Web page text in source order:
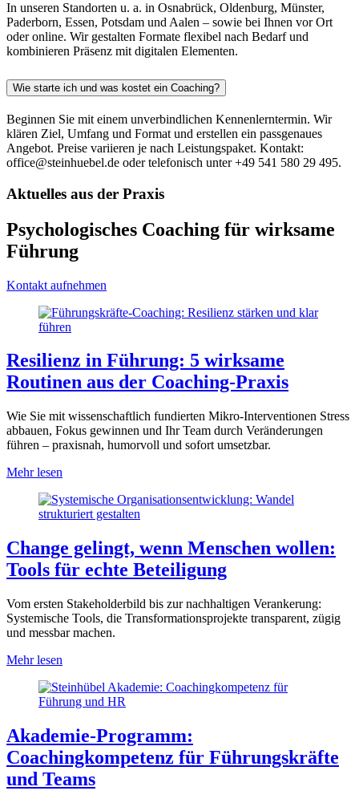
In unseren Standorten u. a. in Osnabrück, Oldenburg, Münster,
Paderborn, Essen, Potsdam und Aalen – sowie bei Ihnen vor Ort
oder online. Wir gestalten Formate flexibel nach Bedarf und
kombinieren Präsenz mit digitalen Elementen.
Wie starte ich und was kostet ein Coaching?
Beginnen Sie mit einem unverbindlichen Kennenlerntermin. Wir
klären Ziel, Umfang und Format und erstellen ein passgenaues
Angebot. Preise variieren je nach Leistungspaket. Kontakt:
office@steinhuebel.de oder telefonisch unter +49 541 580 29 495.
Aktuelles aus der Praxis
Psychologisches Coaching für wirksame
Führung
Kontakt aufnehmen
Resilienz in Führung: 5 wirksame
Routinen aus der Coaching-Praxis
Wie Sie mit wissenschaftlich fundierten Mikro-Interventionen Stress
abbauen, Fokus gewinnen und Ihr Team durch Veränderungen
führen – praxisnah, humorvoll und sofort umsetzbar.
Mehr lesen
Change gelingt, wenn Menschen wollen:
Tools für echte Beteiligung
Vom ersten Stakeholderbild bis zur nachhaltigen Verankerung:
Systemische Tools, die Transformationsprojekte transparent, zügig
und messbar machen.
Mehr lesen
Akademie-Programm:
Coachingkompetenz für Führungskräfte
und Teams